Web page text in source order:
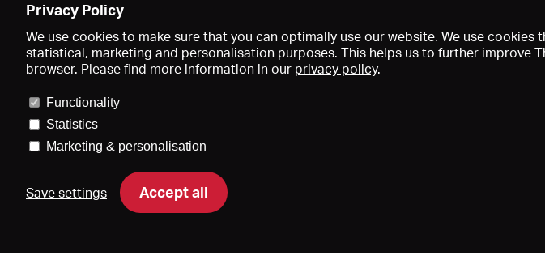
Privacy Policy
We use cookies to make sure that you can optimally use our website. We use
statistical, marketing and personalisation purposes. This helps us to further improve
browser. Please find more information in our privacy policy.
Functionality
Statistics
Marketing & personalisation
Save settings Accept all